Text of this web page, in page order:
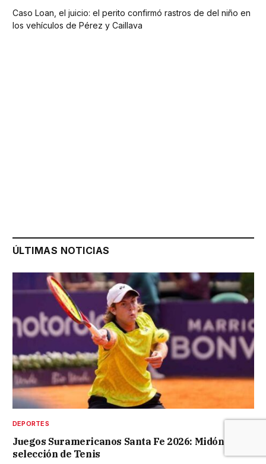
Caso Loan, el juicio: el perito confirmó rastros de del niño en
los vehículos de Pérez y Caillava
ÚLTIMAS NOTICIAS
DEPORTES
Juegos Suramericanos Santa Fe 2026: Midón en la
selección de Tenis